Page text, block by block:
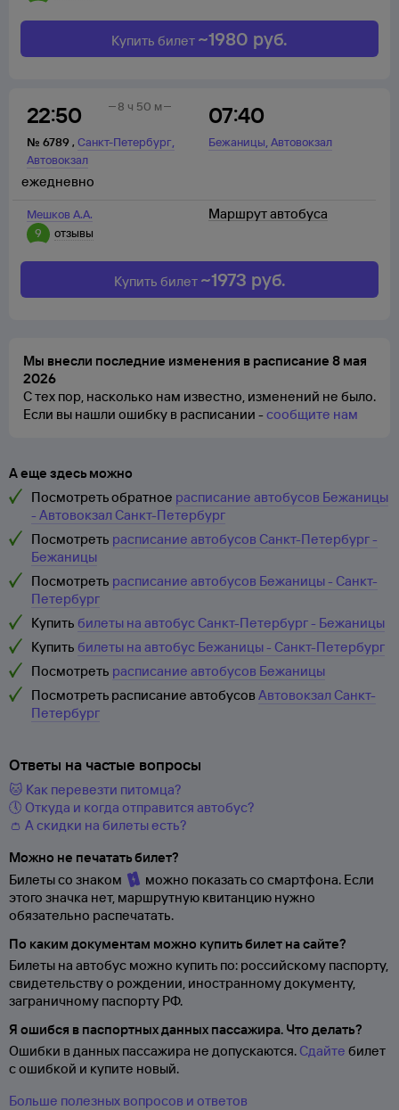
Купить билет ~1980 руб.
22:50
№ 6789, Санкт-Петербург,
Автовокзал
07:40
Бежаницы,Автовокзал
8 ч 50 м
Мешков А.А.
9
отзывы
ежедневно
Маршрут автобуса
Купить билет ~1973 руб.
Мы внесли последние изменения в расписание 8 мая
2026
С тех пор, насколько нам известно, изменений не было.
Если вы нашли ошибку в расписании -сообщите нам
А еще здесь можно
Посмотреть обратное расписание автобусов Бежаницы
- Автовокзал Санкт-Петербург
Посмотреть расписание автобусов Санкт-Петербург -
Бежаницы
Посмотреть расписание автобусов Бежаницы - Санкт-
Петербург
Купить билеты на автобус Санкт-Петербург - Бежаницы
Купить билеты на автобус Бежаницы - Санкт-Петербург
Посмотреть расписание автобусов Бежаницы
Посмотреть расписание автобусовАвтовокзал Санкт-
Петербург
Ответы на частые вопросы
🐱 Как перевезти питомца?
🕔 Откуда и когда отправится автобус?
👛 А скидки на билеты есть?
Можно не печатать билет?
Билеты со знаком
можно показать со смартфона. Если
этого значка нет, маршрутную квитанцию нужно
обязательно распечатать.
По каким документам можно купить билет на сайте?
Билеты на автобус можно купить по: российскому паспорту,
свидетельству о рождении, иностранному документу,
заграничному паспорту РФ.
Я ошибся в паспортных данных пассажира. Что делать?
Ошибки в данных пассажира не допускаются. Сдайте билет
с ошибкой и купите новый.
Больше полезных вопросов и ответов